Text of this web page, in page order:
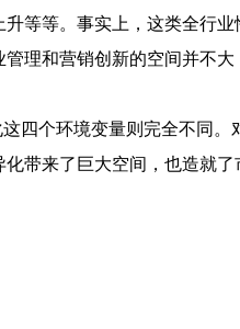
等等。事实上，这类全行
理和营销创新的空间并不
四个环境变量则完全不同
带来了巨大空间，也造就